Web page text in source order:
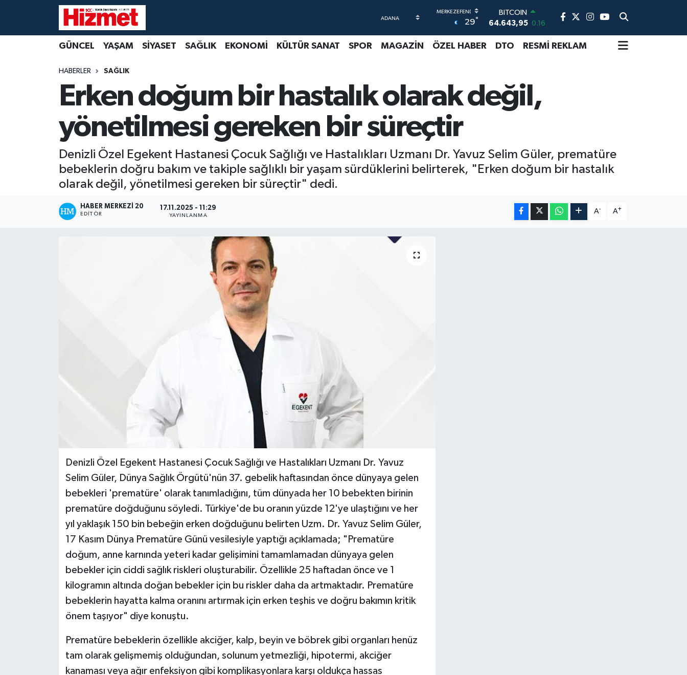
29°
BITCOIN
64.643,95 0.16
DOLAR
47,6006
0.06
64,2398
GRAM ALTIN
6500.87
0.12
GÜNCEL YAŞAM SİYASET SAĞLIK EKONOMİ KÜLTÜR SANAT SPOR MAGAZİN ÖZEL HABER DTO RESMİ REKLAM
HABERLER SAĞLIK
Erken doğum bir hastalık olarak değil,
yönetilmesi gereken bir süreçtir
Denizli Özel Egekent Hastanesi Çocuk Sağlığı ve Hastalıkları Uzmanı Dr. Yavuz Selim Güler, prematüre
bebeklerin doğru bakım ve takiple sağlıklı bir yaşam sürdüklerini belirterek, "Erken doğum bir hastalık
olarak değil, yönetilmesi gereken bir süreçtir" dedi.
HABER MERKEZI 20
EDITÖR
17.11.2025 - 11:29
YAYINLANMA
A- A+
Denizli Özel Egekent Hastanesi Çocuk Sağlığı ve Hastalıkları Uzmanı Dr. Yavuz
Selim Güler, Dünya Sağlık Örgütü'nün 37. gebelik haftasından önce dünyaya gelen
bebekleri 'prematüre' olarak tanımladığını, tüm dünyada her 10 bebekten birinin
prematüre doğduğunu söyledi. Türkiye'de bu oranın yüzde 12'ye ulaştığını ve her
yıl yaklaşık 150 bin bebeğin erken doğduğunu belirten Uzm. Dr. Yavuz Selim Güler,
17 Kasım Dünya Prematüre Günü vesilesiyle yaptığı açıklamada; "Prematüre
doğum, anne karnında yeteri kadar gelişimini tamamlamadan dünyaya gelen
bebekler için ciddi sağlık riskleri oluşturabilir. Özellikle 25 haftadan önce ve 1
kilogramın altında doğan bebekler için bu riskler daha da artmaktadır. Prematüre
bebeklerin hayatta kalma oranını artırmak için erken teşhis ve doğru bakımın kritik
önem taşıyor" diye konuştu.
Prematüre bebeklerin özellikle akciğer, kalp, beyin ve böbrek gibi organları henüz
tam olarak gelişmemiş olduğundan, solunum yetmezliği, hipotermi, akciğer
kanaması veya ağır enfeksiyon gibi komplikasyonlara karşı oldukça hassas
EKONOMİ
KÜLTÜR SANAT
MAGAZİN
Denizli Nöbetçi Eczaneler
Denizli Trafik Yoğunluk Haritası
Süper Lig Puan Durumu ve Fikstür
Tüm Manşetler
Son Dakika Haberleri